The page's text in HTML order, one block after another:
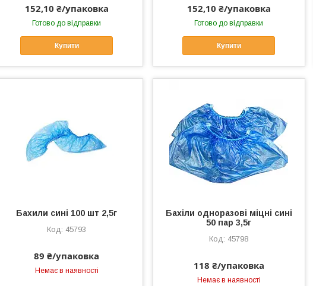
152,10 ₴/упаковка
Готово до відправки
Купити
152,10 ₴/упаковка
Готово до відправки
Купити
Бахили сині 100 шт 2,5г
45793
89 ₴/упаковка
Немає в наявності
Бахіли одноразові міцні сині
50 пар 3,5г
45798
118 ₴/упаковка
Немає в наявності